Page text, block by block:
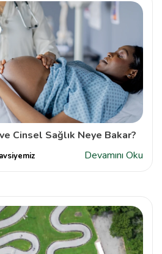
Cinsel Sağlık Neye Bakar?
Devamını Oku